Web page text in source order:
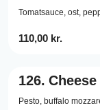
Tomatsauce, ost,
110,00 kr.
126.
Pesto, buffalo